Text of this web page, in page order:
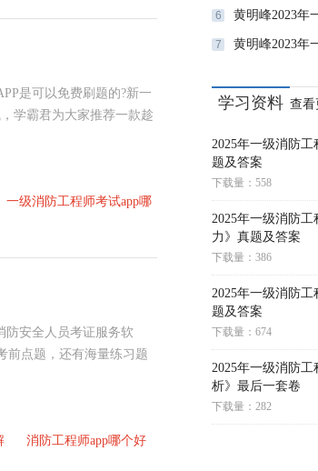
是可以免费刷题的?新一
学霸君为大家推荐一款趁
一级消防工程师考试app哪
防安全人员考证服务软
前点题，还有海量练习题
消防工程师app哪个好
6 黄明峰2023年一
7 黄明峰2023年一消
学习资料 查看
2025年一级消防
题及答案
下载量：558
2025年一级消防
力》真题及答案
下载量：386
2025年一级消防
题及答案
下载量：674
2025年一级消防
析》最后一套卷
下载量：282